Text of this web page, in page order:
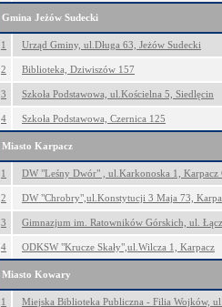
Gmina Jeżów Sudecki
1 Urząd Gminy, ul.Długa 63, Jeżów Sudecki
2 Biblioteka, Dziwiszów 157
3 Szkoła Podstawowa, ul.Kościelna 5, Siedlęcin
4 Szkoła Podstawowa, Czernica 125
Miasto Karpacz
1 DW "Leśny Dwór" , ul.Karkonoska 1, Karpacz
2 DW "Chrobry",ul.Konstytucji 3 Maja 73,
3 Gimnazjum im. Ratowników Górskich, ul.
4 ODKSW "Krucze Skały",ul.Wilcza 1, Karpacz
Miasto Kowary
1 Miejska Biblioteka Publiczna - Filia Wojków,